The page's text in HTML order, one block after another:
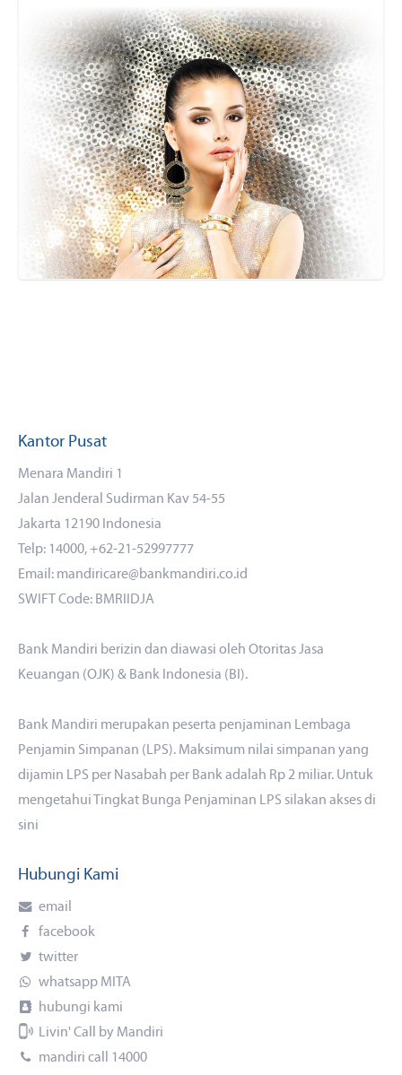
Kantor Pusat
Menara Mandiri 1
Jalan Jenderal Sudirman Kav 54-55
Jakarta 12190 Indonesia
Telp: 14000, +62-21-52997777
Email: mandiricare@bankmandiri.co.id
SWIFT Code: BMRIIDJA
Bank Mandiri berizin dan diawasi oleh Otoritas Jasa
Keuangan (OJK) & Bank Indonesia (BI).
Bank Mandiri merupakan peserta penjaminan Lembaga
Penjamin Simpanan (LPS). Maksimum nilai simpanan yang
dijamin LPS per Nasabah per Bank adalah Rp 2 miliar. Untuk
mengetahui Tingkat Bunga Penjaminan LPS silakan aksesdi
sini
Hubungi Kami
email
facebook
twitter
whatsapp MITA
hubungi kami
Livin' Call by Mandiri
mandiri call 14000